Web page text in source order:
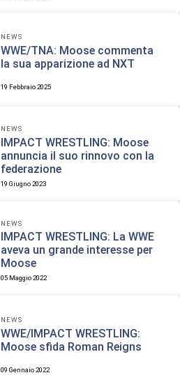
NEWS
WWE/TNA: Moose commenta
la sua apparizione ad NXT
19 Febbraio 2025
NEWS
IMPACT WRESTLING: Moose
annuncia il suo rinnovo con la
federazione
19 Giugno 2023
NEWS
IMPACT WRESTLING: La WWE
aveva un grande interesse per
Moose
05 Maggio 2022
NEWS
WWE/IMPACT WRESTLING:
Moose sfida Roman Reigns
09 Gennaio 2022